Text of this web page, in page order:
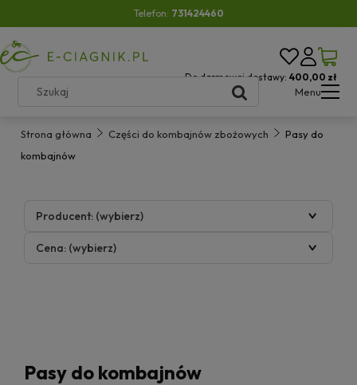
Telefon: 731424460
Do darmowej dostawy: 400,00 zł
Menu
Strona główna Części do kombajnów zbożowych
Pasy do
kombajnów
Producent: (wybierz)
Cena: (wybierz)
Pasy do kombajnów